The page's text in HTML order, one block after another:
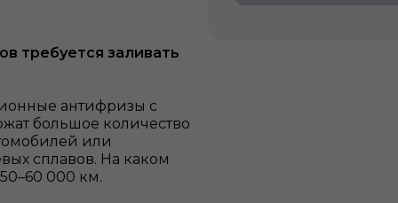
требуется заливать
антифризы с
большое количество
или
сплавов. На каком
000 км.